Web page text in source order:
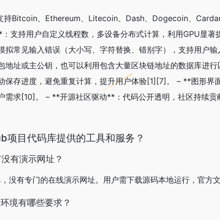
持Bitcoin、Ethereum、Litecoin、Dash、Dogecoin、
支持用户自定义线程数，多设备分布式计算，利用GPU显
拟常见输入错误（大小写、字符替换、错别字），支持用户
地址或主公钥，也可以利用包含大量区块链地址的数据库进
保存进度，避免重复计算，提升用户体验[1][7]。 – **图形
需求[10]。 – **开源社区驱动**：代码公开透明，社区持续
项目代码库提供的工具和服务？
有演示网址？
没有专门的在线演示网址。用户需下载源码本地运行，官方
境有哪些要求？